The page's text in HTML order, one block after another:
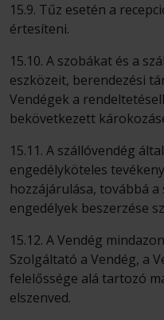
15.9. Tűz esetén a
értesíteni.
15.10. A szobákat és a
eszközeit, berendezési
Vendégek a
bekövetkezett
15.11. A szállóvendég
engedélyköteles
hozzájárulása, továbbá
engedélyek beszerzése
15.12. A Vendég
Szolgáltató a Vendég, a
felelőssége alá tartozó
elszenved.